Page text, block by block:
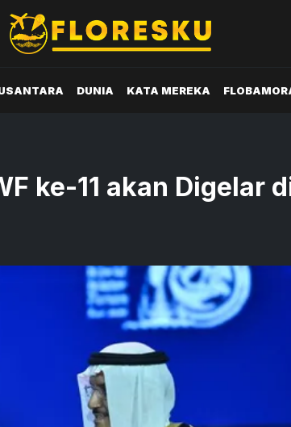
DUNIA KATA MEREKA
ke-11 akan Digelar